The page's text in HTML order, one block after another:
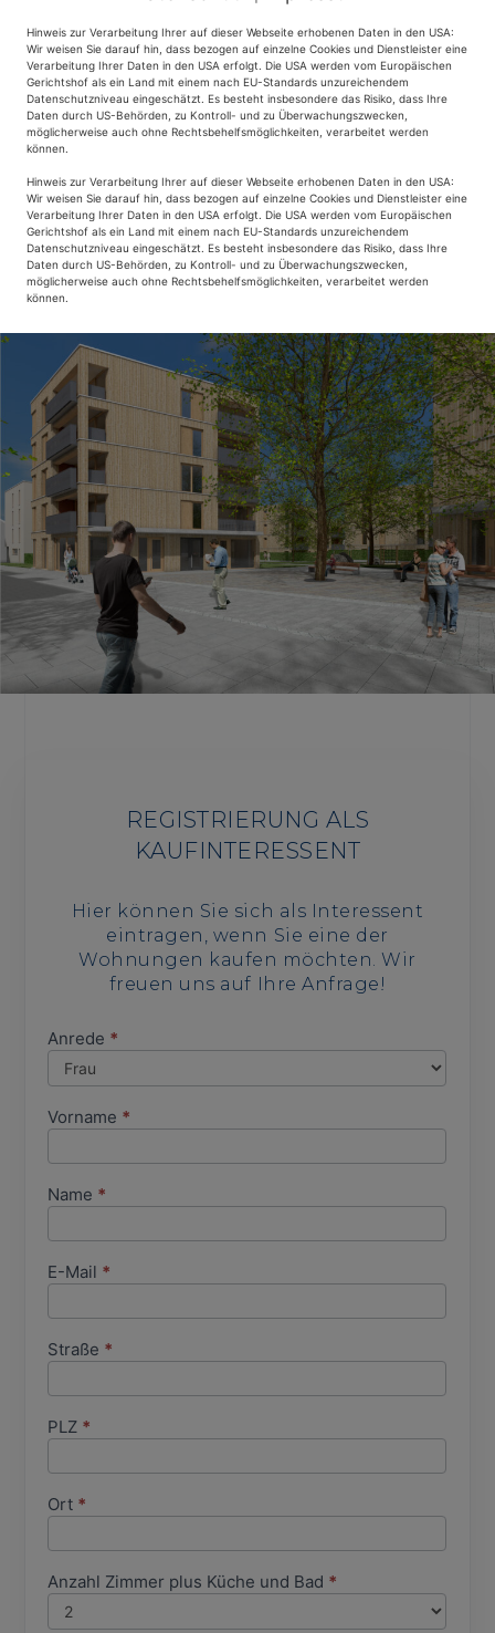
REGISTRIERUNG ALS
KAUFINTERESSENT
Hier können Sie sich als Interessent
eintragen, wenn Sie eine der
Wohnungen kaufen möchten. Wir
freuen uns auf Ihre Anfrage!
Anfrage
Formular
Anrede *
Vorname *
Name *
E-Mail *
Straße *
PLZ *
Ort *
Anzahl Zimmer plus Küche und Bad *
Falls Du
menschlich
bist, lasse
leer.
Hinweis zur Verarbeitung Ihrer auf dieser Webseite erhobenen Daten in den USA:
Wir weisen Sie darauf hin, dass bezogen auf einzelne Cookies und Dienstleister eine
Verarbeitung Ihrer Daten in den USA erfolgt. Die USA werden vom Europäischen
Gerichtshof als ein Land mit einem nach EU-Standards unzureichendem
Datenschutzniveau eingeschätzt. Es besteht insbesondere das Risiko, dass Ihre
Daten durch US-Behörden, zu Kontroll- und zu Überwachungszwecken,
möglicherweise auch ohne Rechtsbehelfsmöglichkeiten, verarbeitet werden
können.
Hinweis zur Verarbeitung Ihrer auf dieser Webseite erhobenen Daten in den USA:
Wir weisen Sie darauf hin, dass bezogen auf einzelne Cookies und Dienstleister eine
Verarbeitung Ihrer Daten in den USA erfolgt. Die USA werden vom Europäischen
Gerichtshof als ein Land mit einem nach EU-Standards unzureichendem
Datenschutzniveau eingeschätzt. Es besteht insbesondere das Risiko, dass Ihre
Daten durch US-Behörden, zu Kontroll- und zu Überwachungszwecken,
möglicherweise auch ohne Rechtsbehelfsmöglichkeiten, verarbeitet werden
können.